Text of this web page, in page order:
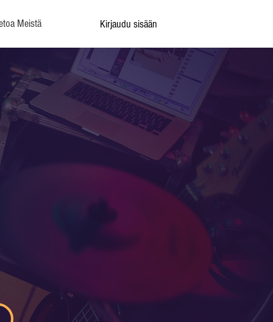
Meistä Kirjaudu sisään